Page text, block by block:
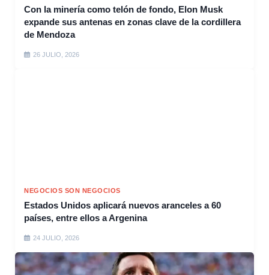
Con la minería como telón de fondo, Elon Musk
expande sus antenas en zonas clave de la cordillera
de Mendoza
26 JULIO, 2026
NEGOCIOS SON NEGOCIOS
Estados Unidos aplicará nuevos aranceles a 60
países, entre ellos a Argenina
24 JULIO, 2026